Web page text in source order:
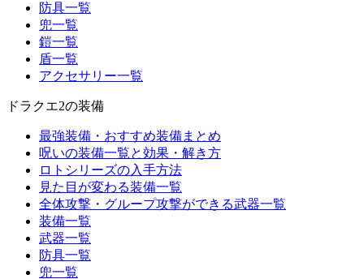
防具一覧
兜一覧
鎧一覧
盾一覧
アクセサリー一覧
ドラクエ2の装備
最強装備・おすすめ装備まとめ
呪いの装備一覧と効果・解き方
ロトシリーズの入手方法
見た目が変わる装備一覧
全体攻撃・グループ攻撃ができる武器一覧
装備一覧
武器一覧
防具一覧
兜一覧